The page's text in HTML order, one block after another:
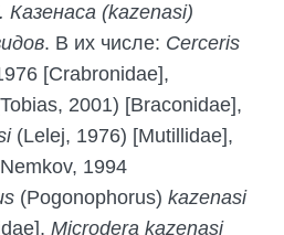
(kazenasi)
. В их числе: Cerceris
[Crabronidae],
2001) [Braconidae],
(Lelej, 1976) [Mutillidae],
1994
(Pogonophorus) kazenasi
Microdera kazenasi